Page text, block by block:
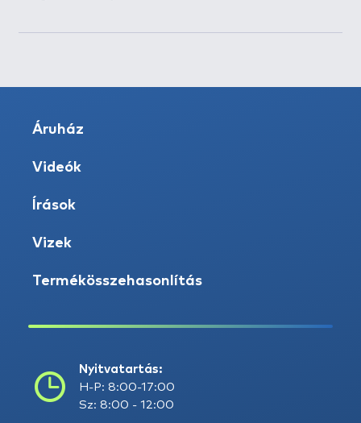
Áruház
Videók
Írások
Vizek
Termékösszehasonlítás
Nyitvatartás:
H-P: 8:00-17:00
Sz: 8:00 - 12:00